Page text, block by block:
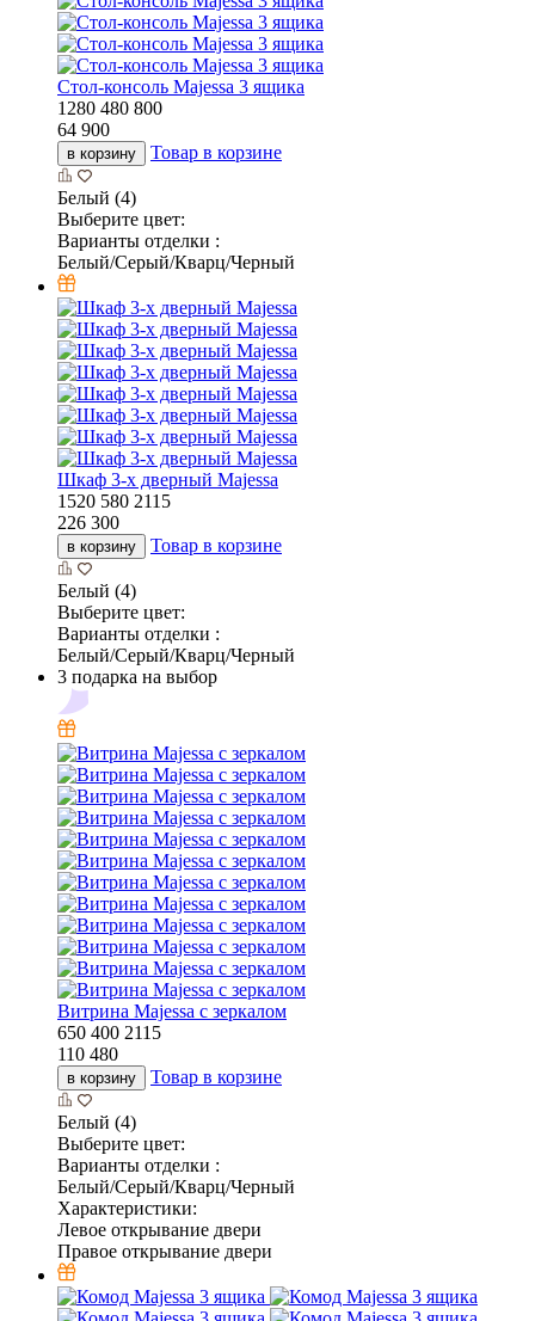
Стол-консоль Majessa 3 ящика
1280 480 800
64 900
в корзину Товар в корзине
Белый (4)
Выберите цвет:
Варианты отделки :
Белый/Серый/Кварц/Черный
Шкаф 3-х дверный Majessa
1520 580 2115
226 300
в корзину Товар в корзине
Белый (4)
Выберите цвет:
Варианты отделки :
Белый/Серый/Кварц/Черный
3 подарка на выбор
Витрина Majessa с зеркалом
650 400 2115
110 480
в корзину Товар в корзине
Белый (4)
Выберите цвет:
Варианты отделки :
Белый/Серый/Кварц/Черный
Характеристики:
Левое открывание двери
Правое открывание двери